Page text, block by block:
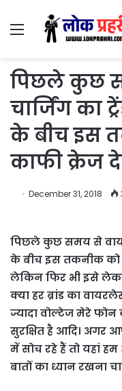
Menu
पिछले कुछ
चार्जिंग का
के बीच इस
काफी क्रेज
December 31, 2018
पिछले कुछ समय से
के बीच इस तकनीक को
लेकिन फिर भी इसे
क्या हर ब्रांड का
ज्यादा वोल्टेज मेरे फोन
सुरक्षित है आदि। अगर
में सोच रहे हैं तो यहां
बातों का ध्यान रखना